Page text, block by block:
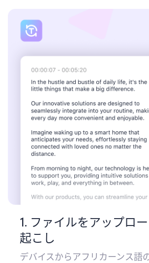
1. ファイルをアップロ
起こし
デバイスからアフリカーンス語